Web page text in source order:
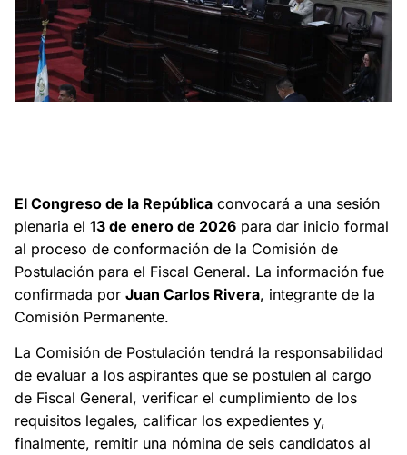
El Congreso de la República convocará a una sesión
plenaria el 13 de enero de 2026 para dar inicio formal
al proceso de conformación de la Comisión de
Postulación para el Fiscal General. La información fue
confirmada por Juan Carlos Rivera, integrante de la
Comisión Permanente.
La Comisión de Postulación tendrá la responsabilidad
de evaluar a los aspirantes que se postulen al cargo
de Fiscal General, verificar el cumplimiento de los
requisitos legales, calificar los expedientes y,
finalmente, remitir una nómina de seis candidatos al